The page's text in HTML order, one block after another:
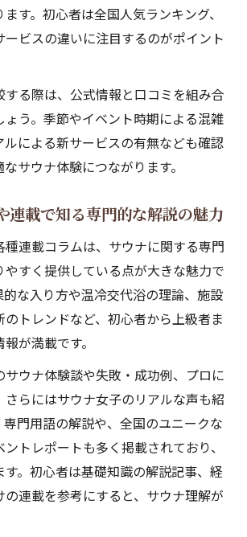
す。初心者は全国人気ランキング、
ビスの違いに注目するのがポイント
する際は、公式情報と口コミを組み合
ょう。季節やイベント時期による混雑
による新サービスの有無なども確認
サウナ体験につながります。
連載で知る専門的な解説の魅力
種連載コラムは、サウナに関する専門
やすく提供している点が大きな魅力で
的な入り方や温冷交代浴の理論、施設
のトレンドなど、初心者から上級者ま
が満載です。
ウナ体験談や失敗・成功例、プロに
さらにはサウナ女子のリアルな声も紹
門用語の解説や、全国のユニークな
トレポートも多く掲載されており、
。初心者は基礎知識の解説記事、経
連載を参考にすると、サウナ理解が